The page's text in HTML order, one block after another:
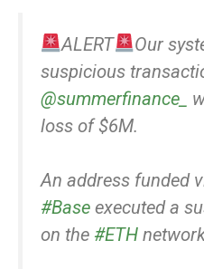
ALERT
Our
suspicious
@summerfinance_
loss of $6M.
An address funded
#Base executed a
on the #ETH